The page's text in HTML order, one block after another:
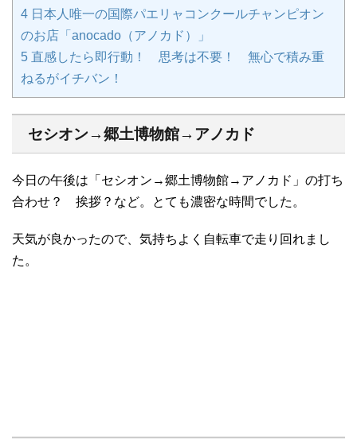
4 日本人唯一の国際パエリャコンクールチャンピオン
のお店「anocado（アノカド）」
5 直感したら即行動！ 思考は不要！ 無心で積み重
ねるがイチバン！
セシオン→郷土博物館→アノカド
今日の午後は「セシオン→郷土博物館→アノカド」の打ち
合わせ？ 挨拶？など。とても濃密な時間でした。
天気が良かったので、気持ちよく自転車で走り回れまし
た。